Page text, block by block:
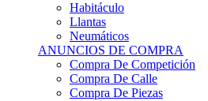
Neumáticos
ANUNCIOS DE COMPRA
Compra De Competición
Compra De Calle
Compra De Piezas
KARTING